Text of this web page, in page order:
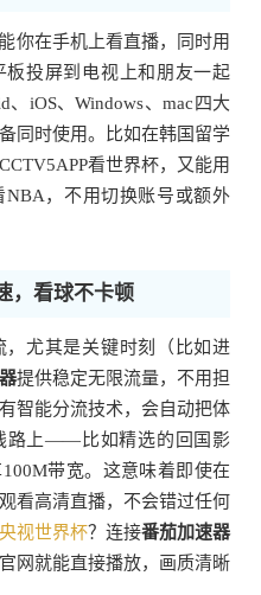
在手机上看直播，同时用
板投屏到电视上和朋友一起
、iOS、Windows、mac四大
同时使用。比如在韩国留学
看世界杯，又能用
，不用切换账号或额外
，看球不卡顿
尤其是关键时刻（比如进
提供稳定无限流量，不用担
智能分流技术，会自动把体
路上——比如精选的回国影
带宽。这意味着即使在
看高清直播，不会错过任何
视世界杯？连接番茄加速器
网就能直接播放，画质清晰